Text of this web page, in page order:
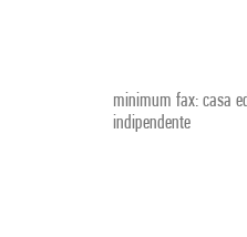
minimum fax: casa
indipendente